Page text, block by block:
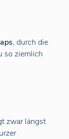
, durch die
so ziemlich
zwar längst